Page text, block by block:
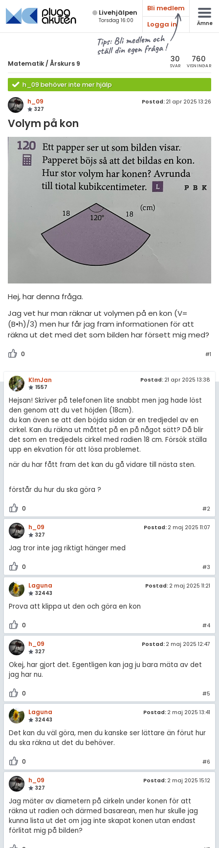
Live­hjälpen
Torsdag 16:00
Bli medlem
Logga in
Ämne
Tips: Bli medlem och
ställ din egen fråga !
Matematik /Årskurs 9 30
SVAR
760
VISNINGAR
h_09 behöver inte mer hjälp
h_09
327
Postad: 21 apr 2025 13:26
Volym på kon
Hej, har denna fråga.
Jag vet hur man räknar ut volymen på en kon (V=
(B•h)/3) men hur får jag fram informationen för att
räkna ut det med det som bilden har försett mig med?
0 #1
KlmJan
1557
Postad: 21 apr 2025 13:38
Hejsan! Skriver på telefonen lite snabbt men jag hade löst
den genom att du vet höjden (18cm).
du kan även se att den böjda sidan är en tredjedel av en
cirkel. Kan du räkna ut måttet på en på något sätt? Då blir
det som en tredjedels cirkel med radien 18 cm. Försök ställa
upp en ekvation för att lösa problemet.
när du har fått fram det kan du gå vidare till nästa sten.
förstår du hur du ska göra ?
0 #2
h_09
327
Postad: 2 maj 2025 11:07
Jag tror inte jag riktigt hänger med
0 #3
Laguna
32443
Postad: 2 maj 2025 11:21
Prova att klippa ut den och göra en kon
0 #4
h_09
327
Postad: 2 maj 2025 12:47
Okej, har gjort det. Egentligen kan jag ju bara mäta av det
jag har nu.
0 #5
Laguna
32443
Postad: 2 maj 2025 13:41
Det kan du väl göra, men du kanske ser lättare än förut hur
du ska räkna ut det du behöver.
0 #6
h_09
327
Postad: 2 maj 2025 15:12
Jag mäter av diametern på cirkeln under konen för att
räkna ut radien och därmed basarean, men hur skulle jag
kunna lista ut det om jag inte skapat konen utan endast
förlitat mig på bilden?
Alla ämnen
Matematik
Alla trådar
Årskurs 7
Matte 1
Matte 2
Matte 3
Matte 5
Inför högskolan
Universitet
Allmänna diskussioner
Livehjälpen
För lärare
7 inloggade
Om Pluggakuten
Allmänna villkor
& Bygg
diskussioner